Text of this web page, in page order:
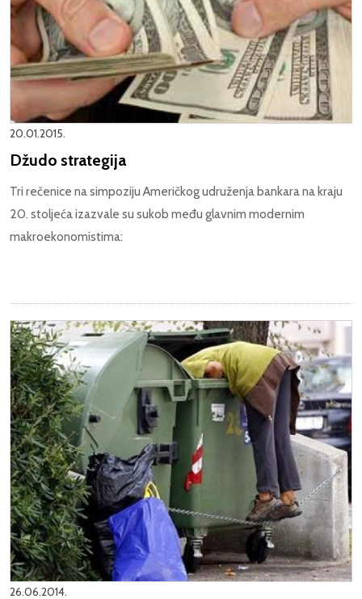
20.01.2015.
Džudo strategija
Tri rečenice na simpoziju Američkog udruženja bankara na kraju
20. stoljeća izazvale su sukob među glavnim modernim
makroekonomistima:
26.06.2014.